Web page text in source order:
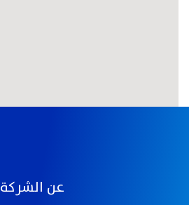
عن الشركة